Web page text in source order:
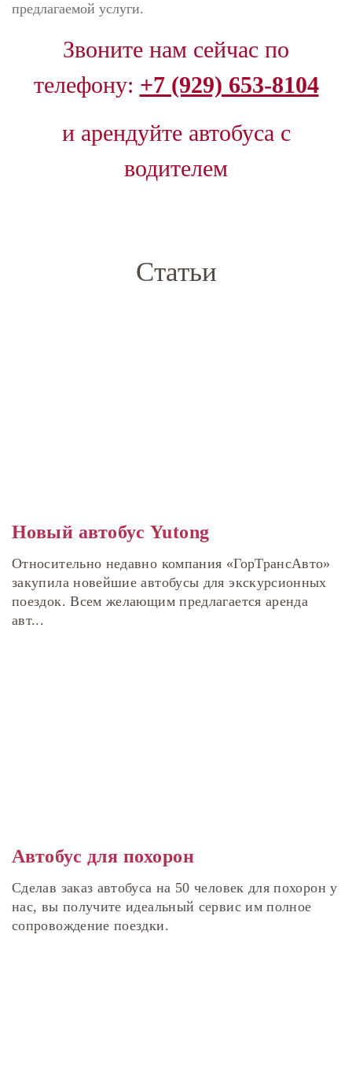
предлагаемой услуги.
Звоните нам сейчас по
телефону: +7 (929) 653-8104
и арендуйте автобуса с
водителем
Статьи
Новый автобус Yutong
Относительно недавно компания «ГорТрансАвто»
закупила новейшие автобусы для экскурсионных
поездок. Всем желающим предлагается аренда
авт...
Автобус для похорон
Сделав заказ автобуса на 50 человек для похорон у
нас, вы получите идеальный сервис им полное
сопровождение поездки.